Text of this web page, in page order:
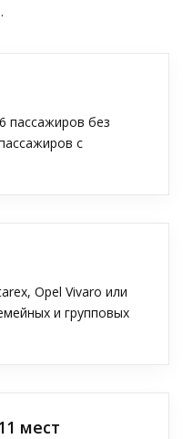
пассажиров без
с
Opel Vivaro или
и групповых
мест